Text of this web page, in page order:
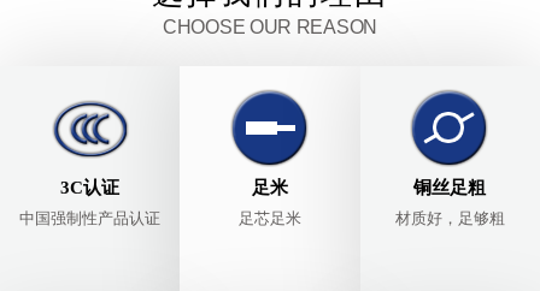
CHOOSE OUR REASON
3C认证
中国强制性产品认证
足米
足芯足米
铜丝足粗
材质好，足够粗